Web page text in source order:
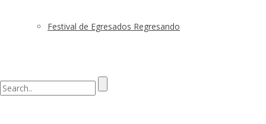
Festival de Egresados Regresando